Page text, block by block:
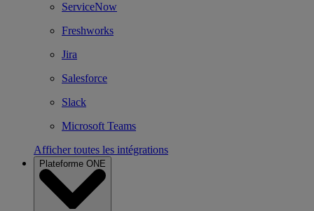
ServiceNow
Freshworks
Jira
Salesforce
Slack
Microsoft Teams
Afficher toutes les intégrations
Plateforme ONE